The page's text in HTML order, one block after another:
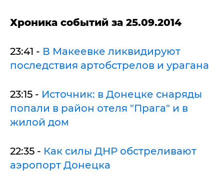
Хроника событий за 25.09.2014
23:41 - В Макеевке ликвидируют
последствия артобстрелов и урагана
23:15 - Источник: в Донецке снаряды
попали в район отеля "Прага" и в
жилой дом
22:35 - Как силы ДНР обстреливают
аэропорт Донецка